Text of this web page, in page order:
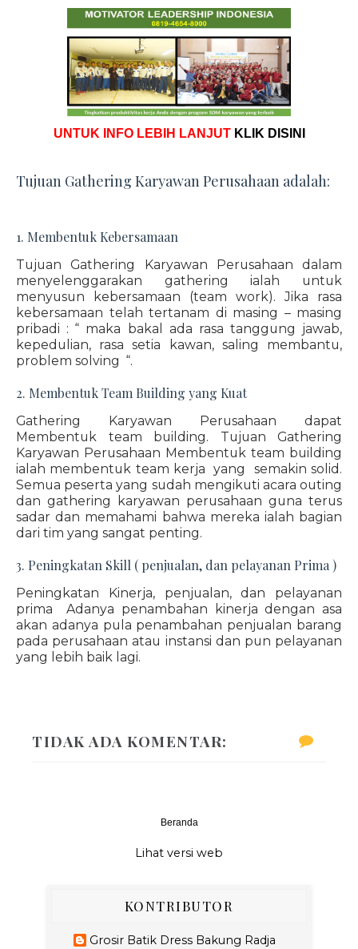
UNTUK INFO LEBIH LANJUT KLIK DISINI
Tujuan Gathering Karyawan Perusahaan adalah:
1. Membentuk Kebersamaan
Tujuan Gathering Karyawan Perusahaan dalam
menyelenggarakan gathering ialah untuk
menyusun kebersamaan (team work). Jika rasa
kebersamaan telah tertanam di masing – masing
pribadi : “ maka bakal ada rasa tanggung jawab,
kepedulian, rasa setia kawan, saling membantu,
problem solving “.
2. Membentuk Team Building yang Kuat
Gathering Karyawan Perusahaan dapat
Membentuk team building. Tujuan Gathering
Karyawan Perusahaan Membentuk team building
ialah membentuk team kerja yang semakin solid.
Semua peserta yang sudah mengikuti acara outing
dan gathering karyawan perusahaan guna terus
sadar dan memahami bahwa mereka ialah bagian
dari tim yang sangat penting.
3. Peningkatan Skill ( penjualan, dan pelayanan Prima )
Peningkatan Kinerja, penjualan, dan pelayanan
prima Adanya penambahan kinerja dengan asa
akan adanya pula penambahan penjualan barang
pada perusahaan atau instansi dan pun pelayanan
yang lebih baik lagi.
TIDAK ADA KOMENTAR:
Beranda
Lihat versi web
KONTRIBUTOR
Grosir Batik Dress Bakung Radja